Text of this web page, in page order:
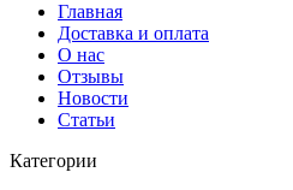
Главная
Доставка и оплата
О нас
Отзывы
Новости
Статьи
Категории